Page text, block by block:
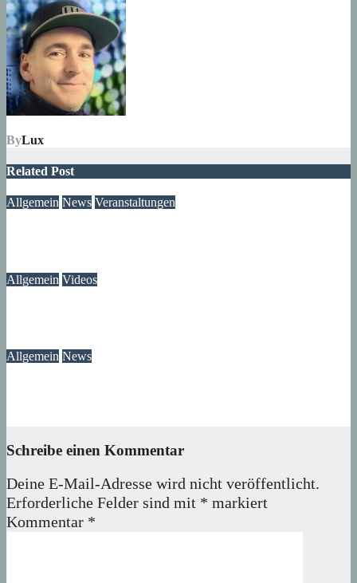
ByLux
Related Post
Allgemein News Veranstaltungen
Allgemein Videos
Allgemein News
Schreibe einen Kommentar
Deine E-Mail-Adresse wird nicht veröffentlicht.
Erforderliche Felder sind mit * markiert
Kommentar *